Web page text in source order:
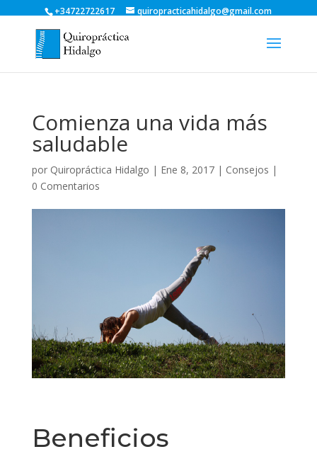
+34722722617 quiropracticahidalgo@gmail.com
Comienza una vida más
saludable
por Quiropráctica Hidalgo | Ene 8, 2017| Consejos |
0 Comentarios
Beneficios